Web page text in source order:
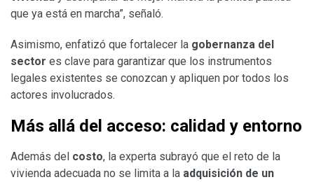
que ya está en marcha”, señaló.
Asimismo, enfatizó que fortalecer la gobernanza del
sector es clave para garantizar que los instrumentos
legales existentes se conozcan y apliquen por todos los
actores involucrados.
Más allá del acceso: calidad y entorno
Además del costo, la experta subrayó que el reto de la
vivienda adecuada no se limita a la adquisición de un